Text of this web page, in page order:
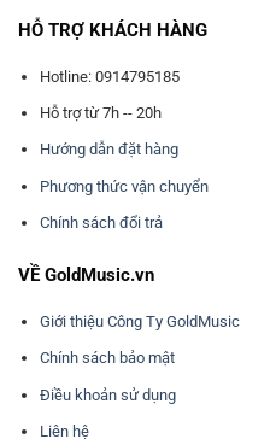
HỖ TRỢ KHÁCH HÀNG
Hotline: 0914795185
Hỗ trợ từ 7h -- 20h
Hướng dẫn đặt hàng
Phương thức vận chuyển
Chính sách đổi trả
VỀ GoldMusic.vn
Giới thiệu Công Ty GoldMusic
Chính sách bảo mật
Điều khoản sử dụng
Liên hệ